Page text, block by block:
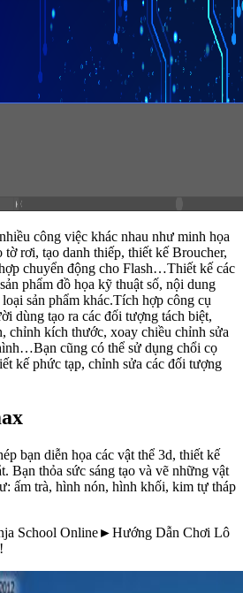
công việc khác nhau như minh họa
tờ rơi, tạo danh thiếp, thiết kế Broucher,
chuyển động cho Flash…Thiết kế các
phẩm đồ họa kỹ thuật số, nội dung
sản phẩm khác.Tích hợp công cụ
dùng tạo ra các đối tượng tách biệt,
chỉnh kích thước, xoay chiều chỉnh sửa
cũng có thể sử dụng chổi cọ
kế phức tạp, chỉnh sửa các đối tượng
bạn diễn họa các vật thể 3d, thiết kế
Bạn thỏa sức sáng tạo và vẽ những vật
ấm trà, hình nón, hình khối, kim tự tháp
School Online►Hướng Dẫn Chơi Lô